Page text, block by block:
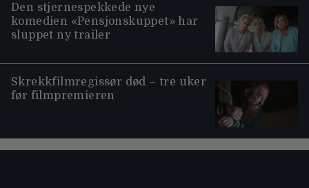
Den stjernespekkede nye
komedien «Pensjonskuppet» har
sluppet ny trailer
Skrekkfilmregissør død – tre uker
før filmpremieren